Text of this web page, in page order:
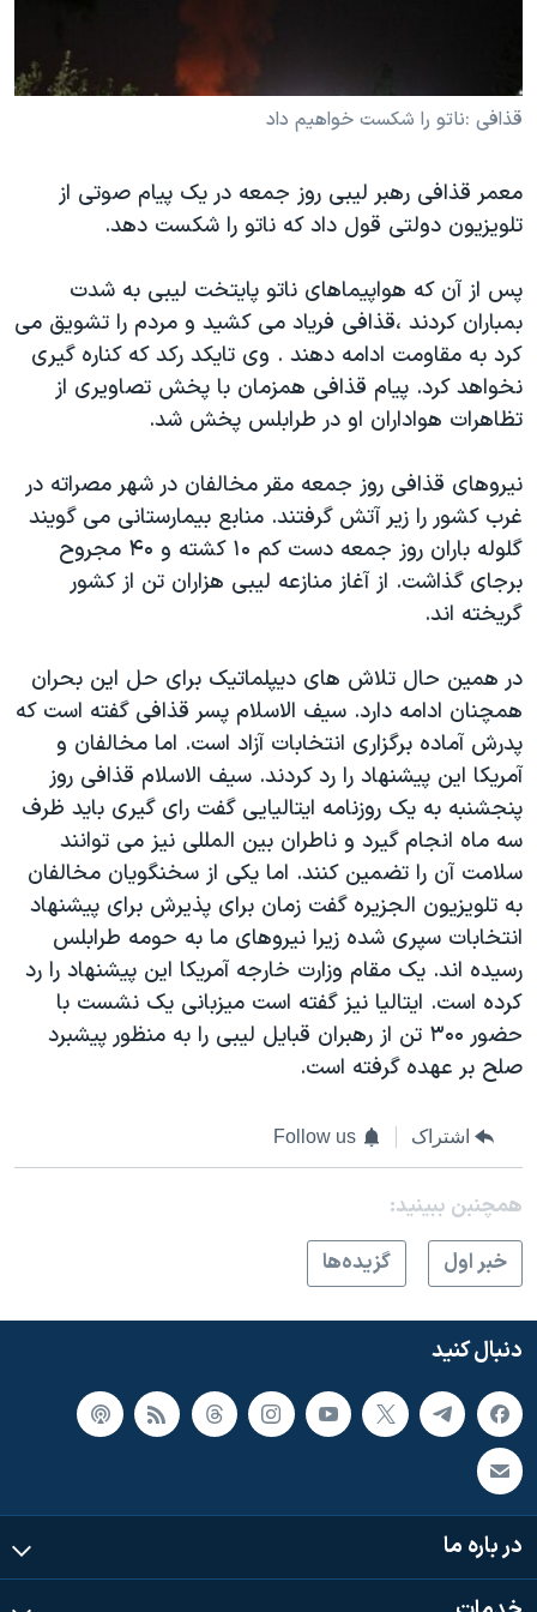
اقتصادی
اسرائیل در جنگ
گالری عکس
آرشیو پخش زنده
حمله جمهوری اسلامی به اسرائیل
ورزش زنان در ایران
اعتراضات زن، زندگی، آزادی
مجموعه مستندهای دادخواهی
تریبونال مردمی آبان ۹۸
دادگاه حمید نوری
چهل سال گروگان‌گیری
اعتراضات مردمی آبان ۹۸
اسرائیل در جنگ
نرگس محمدی برنده جایزه نوبل صلح
صفحه‌های ویژه
سفر پرزیدنت ترامپ به چین
زبانهای مختلف
قذافی :ناتو را شکست خواهیم داد
معمر قذافی رهبر لیبی روز جمعه در یک پیام صوتی از
تلویزیون دولتی قول داد که ناتو را شکست دهد.
پس از آن که هواپیماهای ناتو پایتخت لیبی به شدت
بمباران کردند ،قذافی فریاد می کشید و مردم را تشویق می
کرد به مقاومت ادامه دهند . وی تایکد رکد که کناره گیری
نخواهد کرد. پیام قذافی همزمان با پخش تصاویری از
تظاهرات هواداران او در طرابلس پخش شد.
نیروهای قذافی روز جمعه مقر مخالفان در شهر مصراته در
غرب کشور را زیر آتش گرفتند. منابع بیمارستانی می گویند
گلوله باران روز جمعه دست کم ۱۰ کشته و ۴۰ مجروح
برجای گذاشت. از آغاز منازعه لیبی هزاران تن از کشور
گریخته اند.
در همین حال تلاش های دیپلماتیک برای حل این بحران
همچنان ادامه دارد. سیف الاسلام پسر قذافی گفته است که
پدرش آماده برگزاری انتخابات آزاد است. اما مخالفان و
آمریکا این پیشنهاد را رد کردند. سیف الاسلام قذافی روز
پنجشنبه به یک روزنامه ایتالیایی گفت رای گیری باید ظرف
سه ماه انجام گیرد و ناطران بین المللی نیز می توانند
سلامت آن را تضمین کنند. اما یکی از سخنگویان مخالفان
به تلویزیون الجزیره گفت زمان برای پذیرش برای پیشنهاد
انتخابات سپری شده زیرا نیروهای ما به حومه طرابلس
رسیده اند. یک مقام وزارت خارجه آمریکا این پیشنهاد را رد
کرده است. ایتالیا نیز گفته است میزبانی یک نشست با
حضور ۳۰۰ تن از رهبران قبایل لیبی را به منظور پیشبرد
صلح بر عهده گرفته است.
اشتراک Follow us
همچنبن ببینید:
خبر اول
گزيده‌ها
دنبال کنید
در باره ما